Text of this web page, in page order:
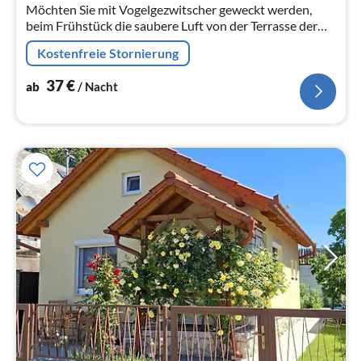
Möchten Sie mit Vogelgezwitscher geweckt werden,
beim Frühstück die saubere Luft von der Terrasse der
Wohnung genießen, und doch in der Nähe der
europaweit bekannten Therme sein?
Kostenfreie Stornierung
ab 37€/ Nacht